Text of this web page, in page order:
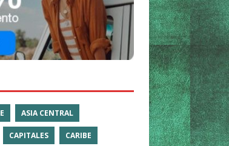
ASIA CENTRAL
CAPITALES CARIBE